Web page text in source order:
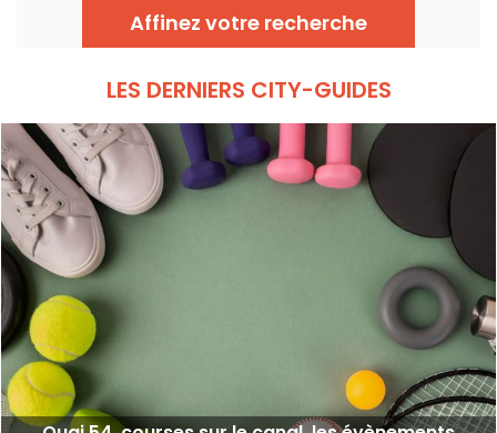
olympique de Saint-Denis et le cadre
naturel de la Seine, les meilleurs plongeurs
du continent vont s'élancer pour des figures
Affinez votre recherche
LES DERNIERS CITY-GUIDES